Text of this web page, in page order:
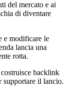
del mercato e ai
di diventare
e modificare le
lancia una
rotta.
costruisce backlink
supportare il lancio.